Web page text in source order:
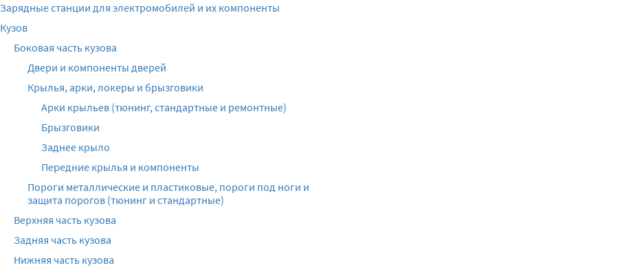
Зарядные станции для электромобилей и их компоненты
Кузов
Боковая часть кузова
Двери и компоненты дверей
Крылья, арки, локеры и брызговики
Арки крыльев (тюнинг, стандартные и ремонтные)
Брызговики
Заднее крыло
Передние крылья и компоненты
Пороги металлические и пластиковые, пороги под ноги и
защита порогов (тюнинг и стандартные)
Верхняя часть кузова
Задняя часть кузова
Нижняя часть кузова